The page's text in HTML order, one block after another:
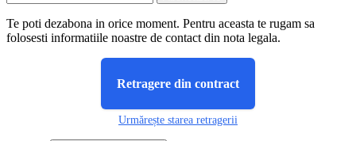
Te poti dezabona in orice moment. Pentru aceasta te rugam sa
folosesti informatiile noastre de contact din nota legala.
Retragere din contract
Urmărește starea retragerii